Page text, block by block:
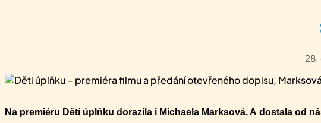
28.
Na premiéru Dětí úplňku dorazila i Michaela Marksová. A dostala od